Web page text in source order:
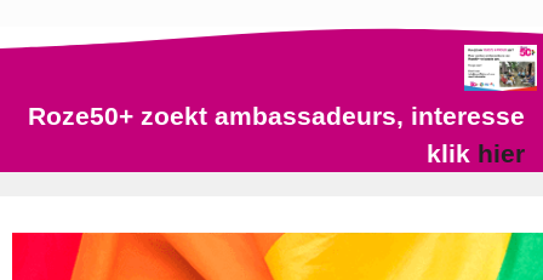
Roze50+ zoekt ambassadeurs, interesse
klik hier